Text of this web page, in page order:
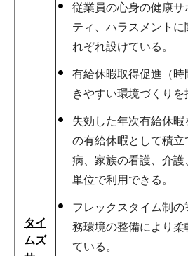
タイ
ムズ
従業員の心身の健康
ティ、ハラスメント
れぞれ設けている。
有給休暇取得促進（
きやすい環境づくりを
失効した年次有給休
の有給休暇として積
病、家族の看護、介護
単位で利用できる。
フレックスタイム制
務環境の整備により柔
ている。